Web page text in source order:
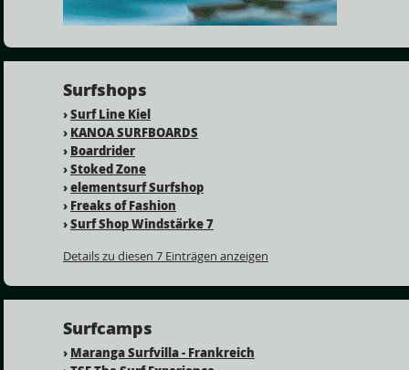
Surfshops
›Surf Line Kiel
› KANOA SURFBOARDS
› Boardrider
›Stoked Zone
›elementsurf Surfshop
› Freaks of Fashion
›Surf Shop Windstärke 7
Details zu diesen 7 Einträgen anzeigen
Surfcamps
› Maranga Surfvilla - Frankreich